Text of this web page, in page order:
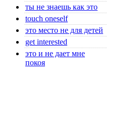
ты не знаешь как это
touch oneself
это место не для детей
get interested
это и не дает мне
покоя